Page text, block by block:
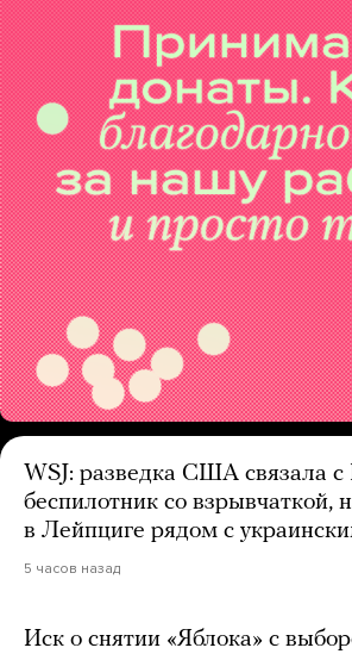
WSJ: разведка США связала с
беспилотник со взрывчаткой,
в Лейпциге рядом с
5 часов назад
Иск о снятии «Яблока» с